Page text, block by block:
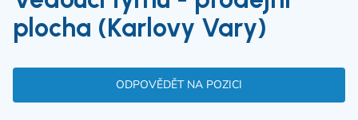
plocha (Karlovy Vary)
ODPOVĚDĚT NA POZICI